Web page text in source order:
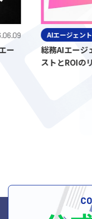
AIエージェント
総務AIエージェン
ストとROIのリアル